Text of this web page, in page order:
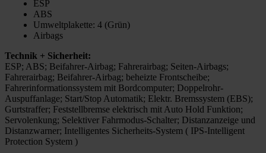
ESP
ABS
Umweltplakette: 4 (Grün)
Airbags
Technik + Sicherheit:
ESP; ABS; Beifahrer-Airbag; Fahrerairbag; Seiten-Airbags;
Fahrerairbag; Beifahrer-Airbag; beheizte Frontscheibe;
Fahrerinformationssystem mit Bordcomputer; Doppelrohr-
Auspuffanlage; Start/Stop Automatik; Elektr. Bremssystem (EBS);
Gurtstraffer; Feststellbremse elektrisch mit Auto Hold Funktion;
Servolenkung; Selektiver Fahrmodus-Schalter; Distanzanzeige und
Distanzwarner; Intelligentes Sicherheits-System ( IPS-Intelligent
Protection System )